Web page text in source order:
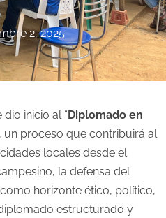
2, 2025
dio inicio al “ Diplomado en
, un proceso que contribuirá al
locales desde el
la defensa del
horizonte ético, político,
estructurado y